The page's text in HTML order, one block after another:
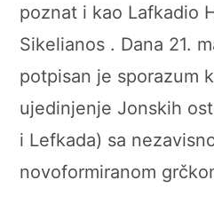
poznat i kao Lafkadio
Sikelianos . Dana 21.
potpisan je sporazum
ujedinjenje Jonskih
i Lefkada) sa
novoformiranom